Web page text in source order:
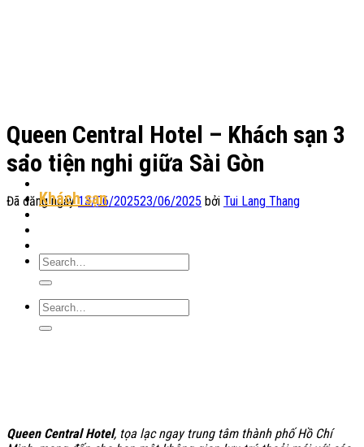
Địa Điểm Lưu Trú
Khách sạn
Homestay
Queen Central Hotel – Khách sạn 3
sao tiện nghi giữa Sài Gòn
Đã đăng ngày13/06/202523/06/2025 bởi Tui Lang Thang
Queen Central Hotel, tọa lạc ngay trung tâm thành phố Hồ Chí